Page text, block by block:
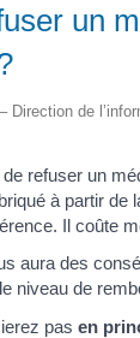
un
Direction de
refuser un
à partir de
Il coûte
aura des
niveau de
pas en